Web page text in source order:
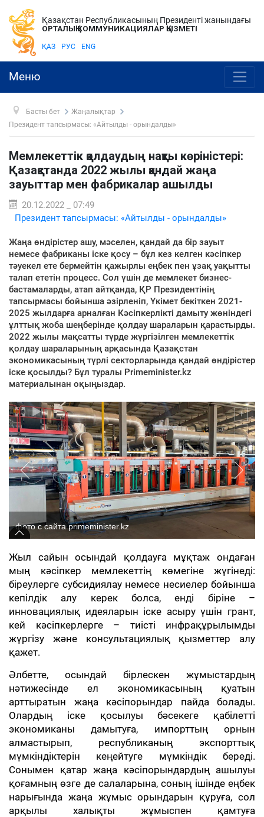
Қазақстан Республикасының Президенті жанындағы
ОРТАЛЫҚ КОММУНИКАЦИЯЛАР ҚЫЗМЕТІ
ҚАЗ РУС ENG
Меню
Басты бет
Жаңалықтар
Президент тапсырмасы: «Айтылды - орындалды»
Мемлекеттік қолдаудың нақты көріністері:
Қазақстанда 2022 жылы қандай жаңа
зауыттар мен фабрикалар ашылды
20.12.2022 _ 07:49
Президент тапсырмасы: «Айтылды - орындалды»
Жаңа өндірістер ашу, мәселен, қандай да бір зауыт
немесе фабриканы іске қосу – бұл кез келген кәсіпкер
тәуекел ете бермейтін қажырлы еңбек пен ұзақ уақытты
талап ететін процесс. Сол үшін де мемлекет бизнес-
бастамаларды, атап айтқанда, ҚР Президентінің
тапсырмасы бойынша әзірленіп, Үкімет бекіткен 2021-
2025 жылдарға арналған Кәсіпкерлікті дамыту жөніндегі
ұлттық жоба шеңберінде қолдау шараларын қарастырды.
2022 жылы мақсатты түрде жүргізілген мемлекеттік
қолдау шараларының арқасында Қазақстан
экономикасының түрлі секторларында қандай өндірістер
іске қосылды? Бұл туралы Primeminister.kz
материалынан оқыңыздар.
фото с сайта primeminister.kz
Жыл сайын осындай қолдауға мұқтаж ондаған
мың кәсіпкер мемлекеттің көмегіне жүгінеді:
біреулерге субсидиялау немесе несиелер бойынша
кепілдік алу керек болса, енді біріне –
инновациялық идеяларын іске асыру үшін грант,
кей кәсіпкерлерге – тиісті инфрақұрылымды
жүргізу және консультациялық қызметтер алу
қажет.
Әлбетте, осындай бірлескен жұмыстардың
нәтижесінде ел экономикасының қуатын
арттыратын жаңа кәсіпорындар пайда болады.
Олардың іске қосылуы бәсекеге қабілетті
экономиканы дамытуға, импорттың орнын
алмастырып, республиканың экспорттық
мүмкіндіктерін кеңейтуге мүмкіндік береді.
Сонымен қатар жаңа кәсіпорындардың ашылуы
қоғамның өзге де салаларына, соның ішінде еңбек
нарығында жаңа жұмыс орындарын құруға, сол
арқылы халықты жұмыспен қамтуға